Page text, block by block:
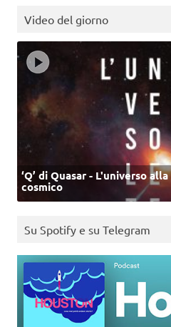
Video del giorno
‘Q’ di Quasar - L'universo
cosmico
Su Spotify e su Telegram